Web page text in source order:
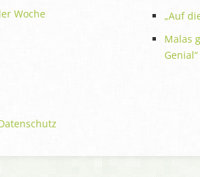
Woche
„Auf
Malas
Genial“